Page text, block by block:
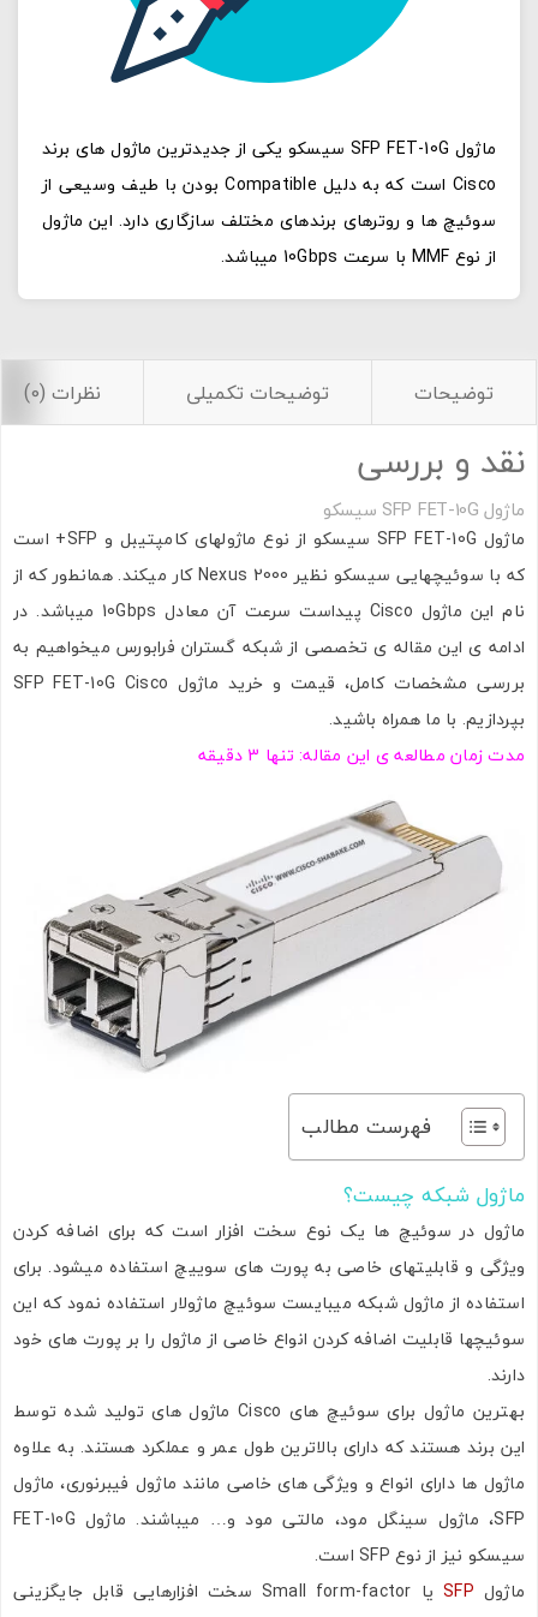
ماژول SFP FET-10G سیسکو یکی از جدیدترین ماژول های برند
Cisco است که به دلیل Compatible بودن با طیف وسیعی از
سوئیچ ها و روترهای برندهای مختلف سازگاری دارد. این ماژول
از نوع MMF با سرعت 10Gbps میباشد.
توضیحات توضیحات تکمیلی نظرات (0)
نقد و بررسی
ماژول SFP FET-10G سیسکو
ماژول SFP FET-10G سیسکو از نوع ماژولهای کامپتیبل و SFP+ است
که با سوئیچهایی سیسکو نظیر Nexus 2000 کار میکند. همانطور که از
نام این ماژول Cisco پیداست سرعت آن معادل 10Gbps میباشد. در
ادامه ی این مقاله ی تخصصی از شبکه گستران فرابورس میخواهیم به
بررسی مشخصات کامل، قیمت و خرید ماژول SFP FET-10G Cisco
بپردازیم. با ما همراه باشید.
مدت زمان مطالعه ی این مقاله: تنها 3 دقیقه
فهرست مطالب
ماژول شبکه چیست؟
ماژول در سوئیچ ها یک نوع سخت افزار است که برای اضافه کردن
ویژگی و قابلیتهای خاصی به پورت های سوییچ استفاده میشود. برای
استفاده از ماژول شبکه میبایست سوئیچ ماژولار استفاده نمود که این
سوئیچها قابلیت اضافه کردن انواع خاصی از ماژول را بر پورت های خود
دارند.
بهترین ماژول برای سوئیچ های Cisco ماژول های تولید شده توسط
این برند هستند که دارای بالاترین طول عمر و عملکرد هستند. به علاوه
ماژول ها دارای انواع و ویژگی های خاصی مانند ماژول فیبرنوری، ماژول
SFP، ماژول سینگل مود، مالتی مود و… میباشند. ماژول FET-10G
سیسکو نیز از نوع SFP است.
ماژول SFP
یا Small form-factor سخت افزارهایی قابل جایگزینی